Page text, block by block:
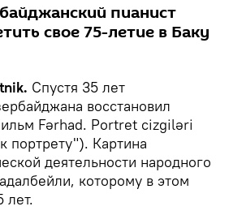
пианист
свое 75-летие в Баку
Спустя 35 лет
восстановил
Fərhad. Portret cizgiləri
Картина
деятельности народного
которому в этом
лет.